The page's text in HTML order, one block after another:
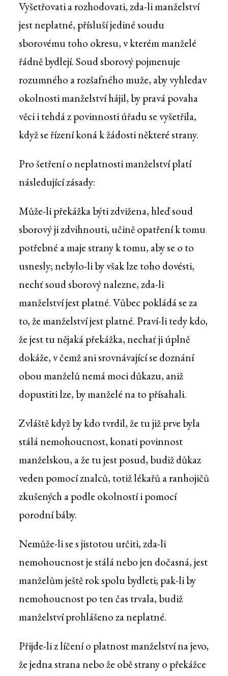
Vyšetřovati a rozhodovati, zda-li manželství
jest neplatné, přísluší jediné soudu
sborovému toho okresu, v kterém manželé
řádně bydlejí. Soud sborový pojmenuje
rozumného a rozšafného muže, aby vyhledav
okolnosti manželství hájil, by pravá povaha
věci i tehdá z povinnosti úřadu se vyšetřila,
když se řízení koná k žádosti některé strany.
Pro šetření o neplatnosti manželství platí
následující zásady:
Může-li překážka býti zdvižena, hleď soud
sborový ji zdvihnouti, učině opatření k tomu
potřebné a maje strany k tomu, aby se o to
usnesly; nebylo-li by však lze toho dovésti,
nechť soud sborový nalezne, zda-li
manželství jest platné. Vůbec pokládá se za
to, že manželství jest platné. Praví-li tedy kdo,
že jest tu nějaká překážka, nechať ji úplně
dokáže, v čemž ani srovnávající se doznání
obou manželů nemá moci důkazu, aniž
dopustiti lze, by manželé na to přísahali.
Zvláště když by kdo tvrdil, že tu již prve byla
stálá nemohoucnost, konati povinnost
manželskou, a že tu jest posud, budiž důkaz
veden pomocí znalců, totiž lékařů a ranhojičů
zkušených a podle okolností i pomocí
porodní báby.
Nemůže-li se s jistotou určiti, zda-li
nemohoucnost je stálá nebo jen dočasná, jest
manželům ještě rok spolu bydleti; pak-li by
nemohoucnost po ten čas trvala, budiž
manželství prohlášeno za neplatné.
Přijde-li z líčení o platnost manželství na jevo,
že jedna strana nebo že obě strany o překážce